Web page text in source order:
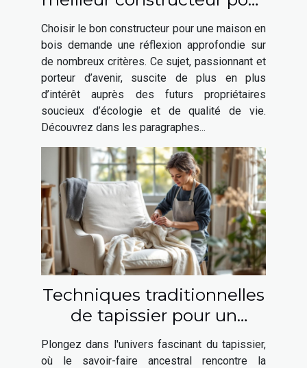
votre maison en bois ?
Choisir le bon constructeur pour une maison en
bois demande une réflexion approfondie sur
de nombreux critères. Ce sujet, passionnant et
porteur d’avenir, suscite de plus en plus
d’intérêt auprès des futurs propriétaires
soucieux d’écologie et de qualité de vie.
Découvrez dans les paragraphes...
Techniques traditionnelles
de tapissier pour un
intérieur moderne
Plongez dans l'univers fascinant du tapissier,
où le savoir-faire ancestral rencontre la